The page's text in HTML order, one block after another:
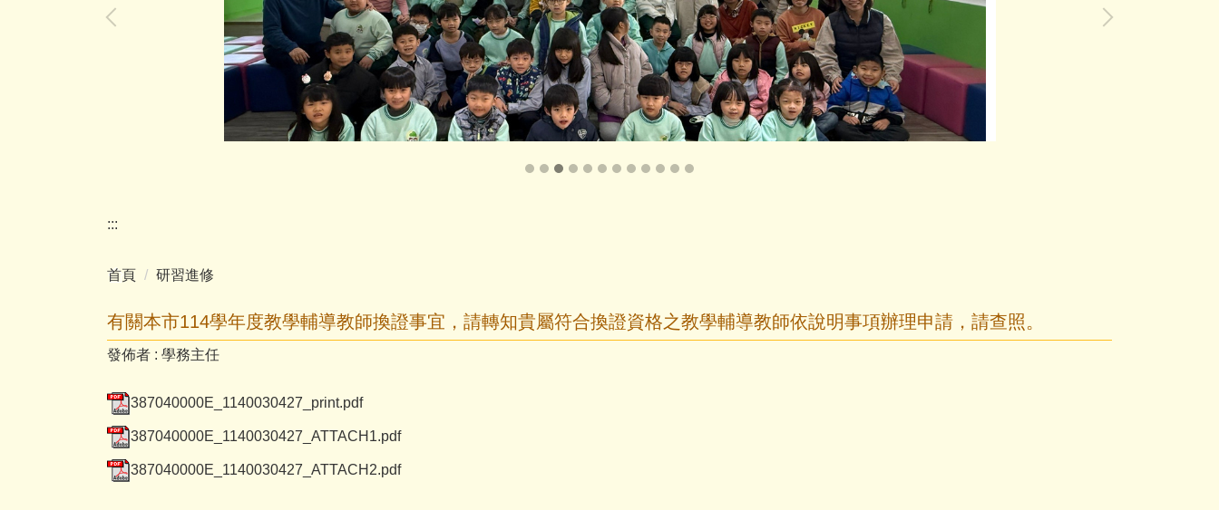
:::
首頁 研習進修
有關本市114學年度教學輔導教師換證事宜，請轉知貴屬符合換證資格之教學輔導教師依說明事項辦理申請，請查照。
發佈者 : 學務主任
387040000E_1140030427_print.pdf
387040000E_1140030427_ATTACH1.pdf
387040000E_1140030427_ATTACH2.pdf